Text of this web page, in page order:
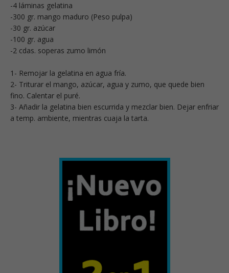
-4 láminas gelatina
-300 gr. mango maduro (Peso pulpa)
-30 gr. azúcar
-100 gr. agua
-2 cdas. soperas zumo limón
1- Remojar la gelatina en agua fría.
2- Triturar el mango, azúcar, agua y zumo, que quede bien
fino. Calentar el puré.
3- Añadir la gelatina bien escurrida y mezclar bien. Dejar enfriar
a temp. ambiente, mientras cuaja la tarta.